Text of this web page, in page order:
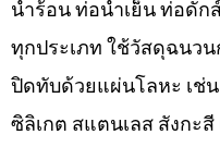
น้ำร้อน ท่อน้ำเย็น ท่อดัก
ทุกประเภท ใช้วัสดุฉนว
ปิดทับด้วยแผ่นโลหะ เช่
ซิลิเกต สแตนเลส สังกะ